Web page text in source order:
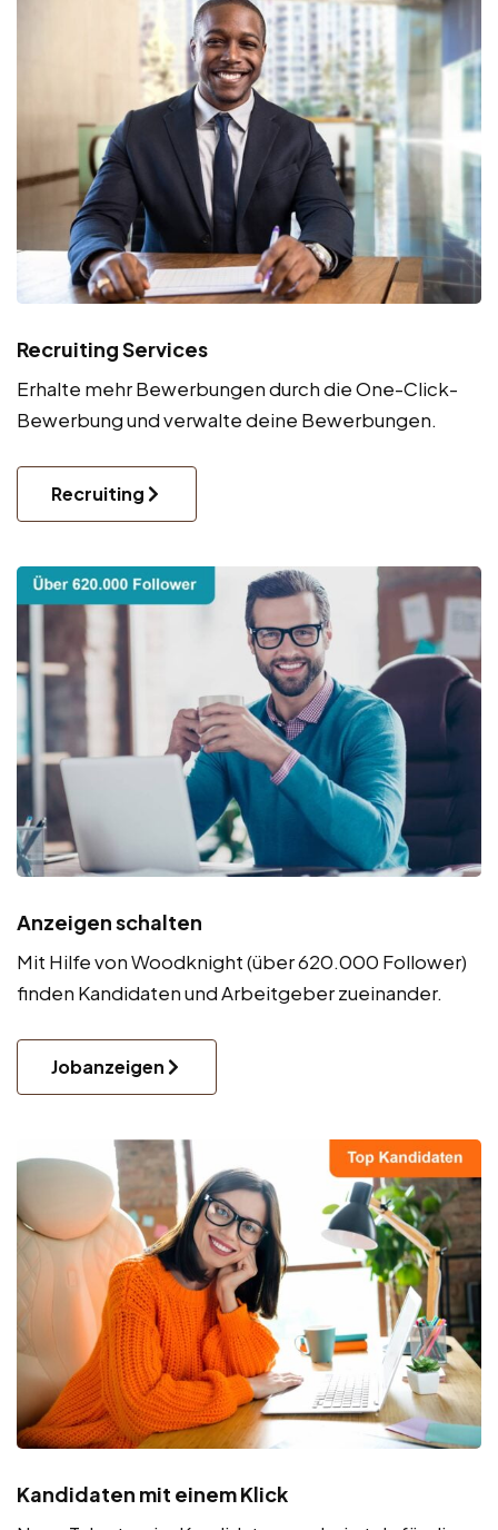
Recruiting Services
Erhalte mehr Bewerbungen durch die One-Click-
Bewerbung und verwalte deine Bewerbungen.
Recruiting
Anzeigen schalten
Mit Hilfe von Woodknight (über 620.000 Follower)
finden Kandidaten und Arbeitgeber zueinander.
Jobanzeigen
Kandidaten mit einem Klick